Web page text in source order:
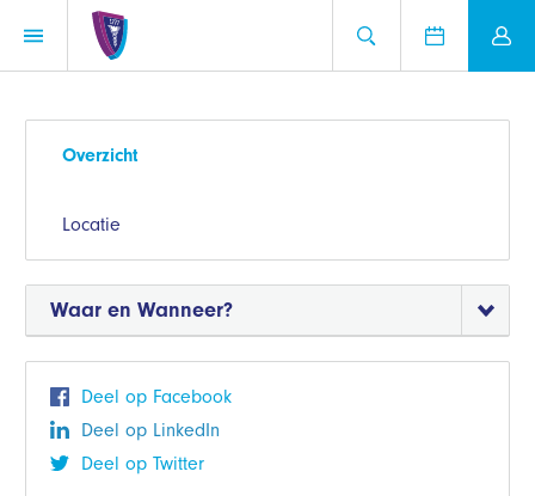
Overzicht
Locatie
Waar en Wanneer?
Deel op Facebook
Deel op LinkedIn
Deel op Twitter